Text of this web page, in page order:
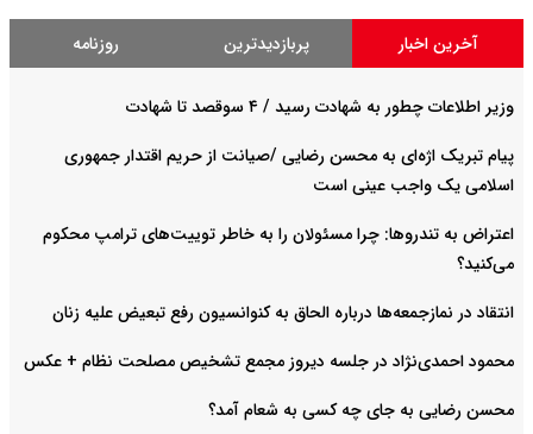
آخرین اخبار پربازدیدترین روزنامه
وزیر اطلاعات چطور به شهادت رسید / ۴ سوقصد تا شهادت
پیام تبریک اژه‌ای به محسن رضایی /صیانت از حریم اقتدار جمهوری
اسلامی یک واجب عینی است
اعتراض به تندروها: چرا مسئولان را به خاطر توییت‌های ترامپ محکوم
می‌کنید؟
انتقاد در نمازجمعه‌ها درباره الحاق به کنوانسیون رفع تبعیض علیه زنان
محمود احمدی‌نژاد در جلسه دیروز مجمع تشخیص مصلحت نظام + عکس
محسن رضایی به جای چه کسی به شعام آمد؟